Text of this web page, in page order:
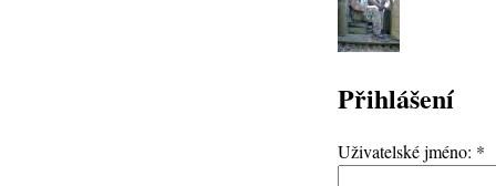
Přihlášení
Uživatelské jméno: *